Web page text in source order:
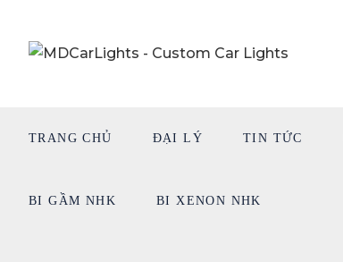
TRANG CHỦ ĐẠI LÝ TIN TỨC
BI GẦM NHK BI XENON NHK